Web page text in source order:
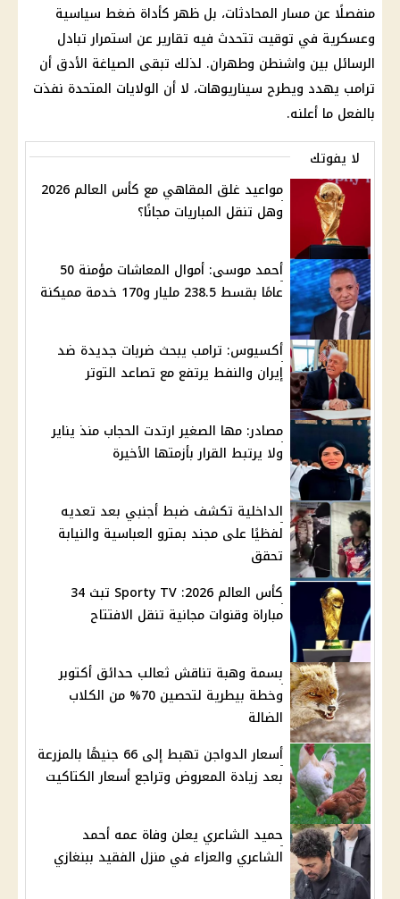
منفصلًا عن مسار المحادثات، بل ظهر كأداة ضغط سياسية
وعسكرية في توقيت تتحدث فيه تقارير عن استمرار تبادل
الرسائل بين واشنطن وطهران. لذلك تبقى الصياغة الأدق أن
ترامب يهدد ويطرح سيناريوهات، لا أن الولايات المتحدة نفذت
بالفعل ما أعلنه.
لا يفوتك
مواعيد غلق المقاهي مع كأس العالم 2026
وهل تنقل المباريات مجانًا؟
أحمد موسى: أموال المعاشات مؤمنة 50
عامًا بقسط 238.5 مليار و170 خدمة مميكنة
أكسيوس: ترامب يبحث ضربات جديدة ضد
إيران والنفط يرتفع مع تصاعد التوتر
مصادر: مها الصغير ارتدت الحجاب منذ يناير
ولا يرتبط القرار بأزمتها الأخيرة
الداخلية تكشف ضبط أجنبي بعد تعديه
لفظيًا على مجند بمترو العباسية والنيابة
تحقق
كأس العالم 2026: Sporty TV تبث 34
مباراة وقنوات مجانية تنقل الافتتاح
بسمة وهبة تناقش ثعالب حدائق أكتوبر
وخطة بيطرية لتحصين 70% من الكلاب
الضالة
أسعار الدواجن تهبط إلى 66 جنيهًا بالمزرعة
بعد زيادة المعروض وتراجع أسعار الكتاكيت
حميد الشاعري يعلن وفاة عمه أحمد
الشاعري والعزاء في منزل الفقيد ببنغازي